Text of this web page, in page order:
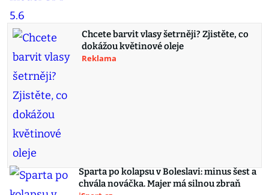
Chcete barvit vlasy šetrněji? Zjistěte, co
dokážou květinové oleje
Reklama
Sparta po kolapsu v Boleslavi: minus šest a
chvála nováčka. Majer má silnou zbraň